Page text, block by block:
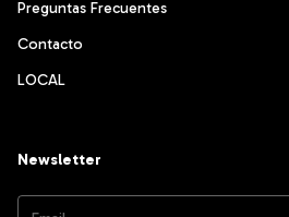
Preguntas Frecuentes
Contacto
LOCAL
Newsletter